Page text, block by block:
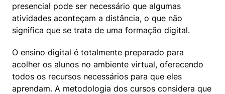
presencial pode ser necessário que algumas
atividades aconteçam a distância, o que não
significa que se trata de uma formação digital.
O ensino digital é totalmente preparado para
acolher os alunos no ambiente virtual, oferecendo
todos os recursos necessários para que eles
aprendam. A metodologia dos cursos considera que